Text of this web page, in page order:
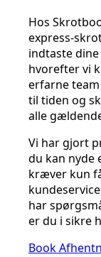
Hos
express-
indtaste
hvorefter vi
erfarne
til tiden og
alle
Vi har gjort
du kan nyde
kræver kun
har
er du i sikre
Book